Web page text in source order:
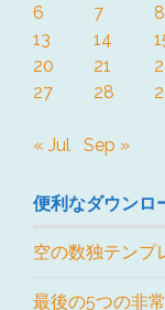
6
7 8
13
14
20
21
27
28
« Jul Sep »
便利なダウンロ
空の数独テンプ
最後の5つの非